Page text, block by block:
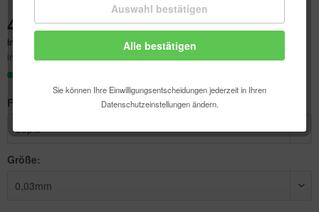
Technisch erforderlich
Komfortfunktionen
Auswahl bestätigen
Alle bestätigen
Sie können Ihre Einwilligungsentscheidungen jederzeit in Ihren
Datenschutzeinstellungen ändern.
4,28 € *
Inhalt:
inkl. MwSt.
Farbe:
Größe: